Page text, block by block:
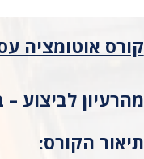
קורס אוטומציה
מהרעיון לביצוע
תיאור הקורס: